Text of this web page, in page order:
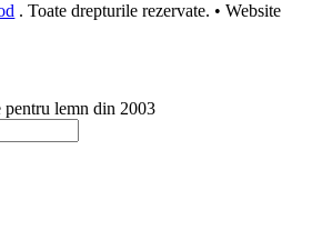
. Toate drepturile rezervate. • Website